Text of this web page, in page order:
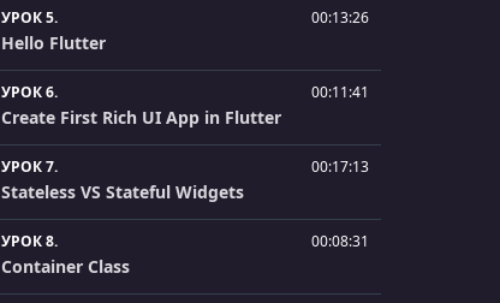
УРОК 5. 00:13:26
Hello Flutter
УРОК 6. 00:11:41
Create First Rich UI App in Flutter
УРОК 7. 00:17:13
Stateless VS Stateful Widgets
УРОК 8. 00:08:31
Container Class